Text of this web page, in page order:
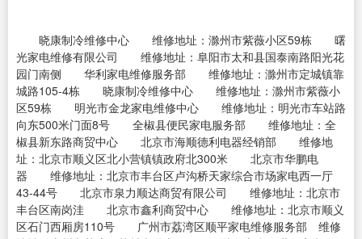
晓康制冷维修中心 维修地址：滁州市紫薇小区59栋 曙
光家电维修有限公司 维修地址：阜阳市太和县国泰南路阳光花
园门南侧 华利家电维修服务部 维修地址：滁州市定城镇靠
城路105-4栋 晓康制冷维修中心 维修地址：滁州市紫薇小
区59栋 明光市金龙家电维修中心 维修地址：明光市车站路
向东500米门面8号 全椒县便民家电服务部 维修地址：全
椒县新东路商贸中心 北京市海顺德利电器经销部 维修地
址：北京市顺义区北小营镇镇政府北300米 北京市华鹏电
器 维修地址：北京市丰台区卢沟桥天家综合市场家电西一厅
43-44号 北京市泉力顺达商贸有限公司 维修地址：北京市
丰台区南岗洼 北京市鑫利商贸中心 维修地址：北京市顺义
区石门西厢房110号 广州市荔湾区顺平家电维修服务部 维修